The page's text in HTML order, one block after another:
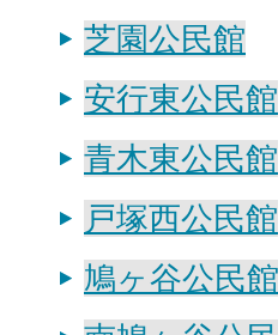
芝園公民館
安行東公民館
青木東公民館
戸塚西公民館
鳩ヶ谷公民館